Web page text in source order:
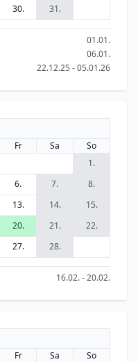
30. 31.
01.01.
06.01.
22.12.25 - 05.01.26
Fr Sa
So
1.
6. 7.
8.
13. 14.
15.
20. 21.
22.
27. 28.
16.02. - 20.02.
Fr Sa
So